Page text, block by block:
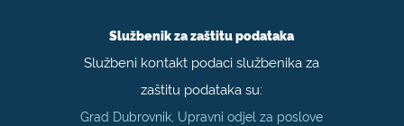
Službenik za zaštitu podataka
Službeni kontakt podaci službenika za
zaštitu podataka su:
Grad Dubrovnik, Upravni odjel za poslove